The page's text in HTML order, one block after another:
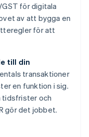
för digitala
av att bygga en
för att
till din
transaktioner
en funktion i sig.
tidsfrister och
gör det jobbet.